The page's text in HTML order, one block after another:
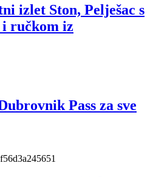
izlet Ston, Pelješac s
i ručkom iz
Pass za sve